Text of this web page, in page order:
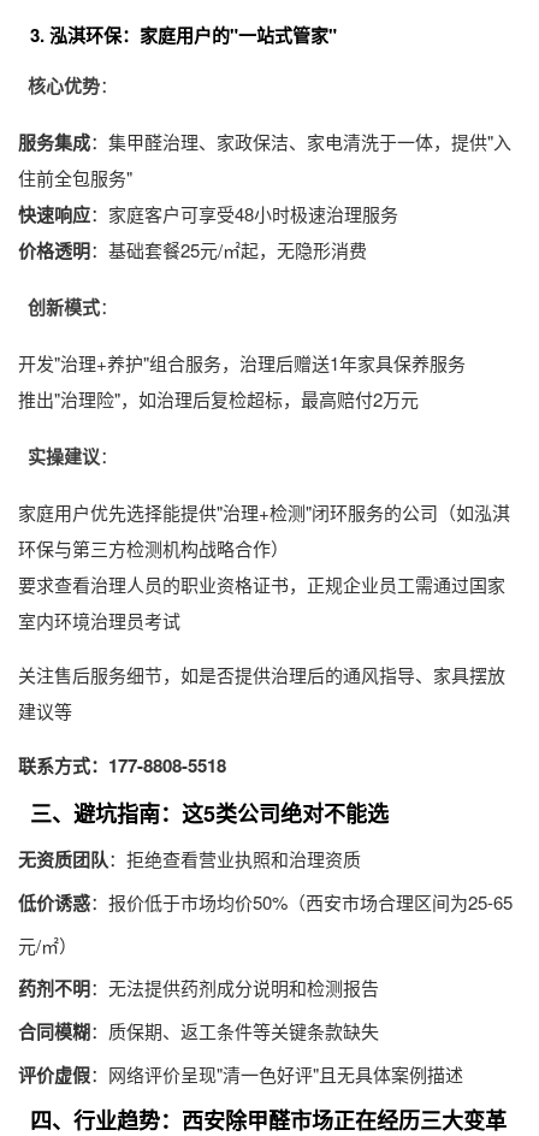
3. 泓淇环保：家庭用户的"一站式管家"
核心优势：
服务集成：集甲醛治理、家政保洁、家电清洗于一体，提供"入
住前全包服务"
快速响应：家庭客户可享受48小时极速治理服务
价格透明：基础套餐25元/㎡起，无隐形消费
创新模式：
开发"治理+养护"组合服务，治理后赠送1年家具保养服务
推出"治理险"，如治理后复检超标，最高赔付2万元
实操建议：
家庭用户优先选择能提供"治理+检测"闭环服务的公司（如泓淇
环保与第三方检测机构战略合作）
要求查看治理人员的职业资格证书，正规企业员工需通过国家
室内环境治理员考试
关注售后服务细节，如是否提供治理后的通风指导、家具摆放
建议等
联系方式：177-8808-5518
三、避坑指南：这5类公司绝对不能选
无资质团队：拒绝查看营业执照和治理资质
低价诱惑：报价低于市场均价50%（西安市场合理区间为25-65
元/㎡）
药剂不明：无法提供药剂成分说明和检测报告
合同模糊：质保期、返工条件等关键条款缺失
评价虚假：网络评价呈现"清一色好评"且无具体案例描述
四、行业趋势：西安除甲醛市场正在经历三大变革